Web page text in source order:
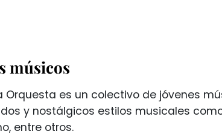
músicos
Orquesta es un colectivo de jóvenes
y nostálgicos estilos musicales
entre otros.